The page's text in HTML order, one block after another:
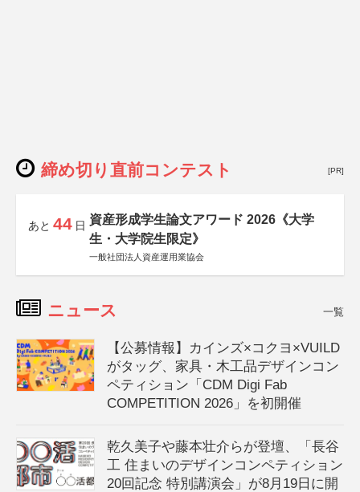
締め切り直前コンテスト [PR]
あと 44 日 資産形成学生論文アワード 2026《大学
生・大学院生限定》
一般社団法人資産運用業協会
ニュース 一覧
【公募情報】カインズ×コクヨ×VUILD
がタッグ、家具・木工品デザインコン
ペティション「CDM Digi Fab
COMPETITION 2026」を初開催
乾久美子や藤本壮介らが登壇、「長谷
工 住まいのデザインコンペティション
20回記念 特別講演会」が8月19日に開